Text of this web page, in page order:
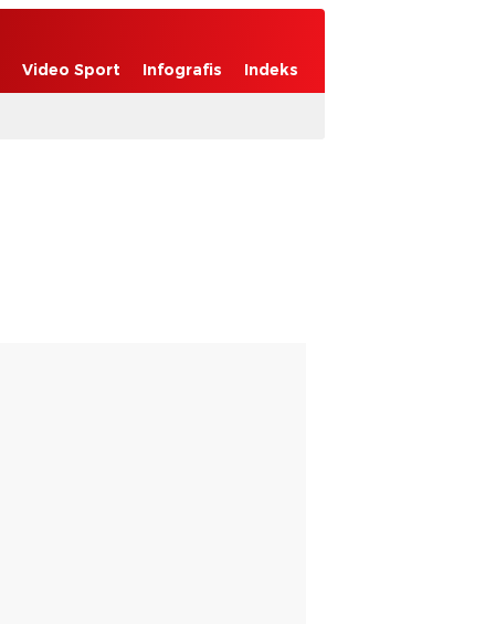
Video Sport Infografis Indeks